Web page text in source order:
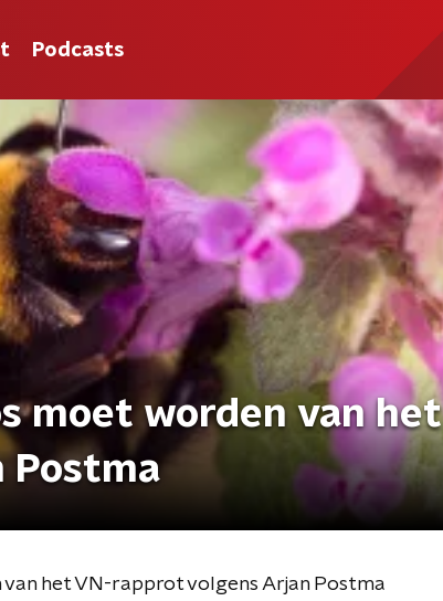
Podcasts
moet worden van het
Postma
het VN-rapprot volgens Arjan Postma